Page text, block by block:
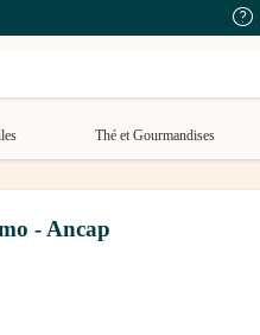
Thé et Gourmandises
- Ancap